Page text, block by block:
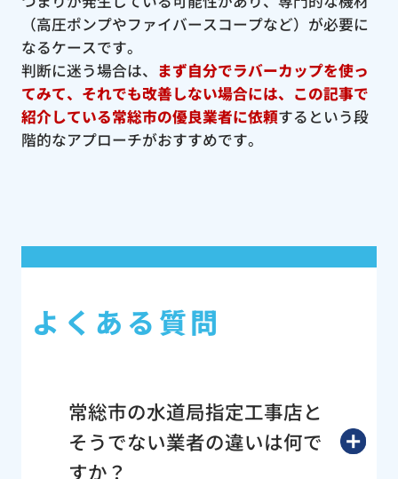
（高圧ポンプやファイバースコープなど）が必要に
なるケースです。
判断に迷う場合は、 まず自分でラバーカップを使っ
てみて、それでも改善しない場合には、この記事で
紹介している常総市の優良業者に依頼するという段
階的なアプローチがおすすめです。
よくある質問
常総市の水道局指定工事店と
そうでない業者の違いは何で
すか？